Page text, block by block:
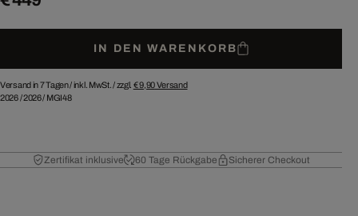
IN DEN WARENKORB
Versand in 7 Tagen /inkl. MwSt. / zzgl. € 9,90Versand
2026/2026/ MGI48
Zertifikat inklusive 60 Tage Rückgabe Sicherer Checkout